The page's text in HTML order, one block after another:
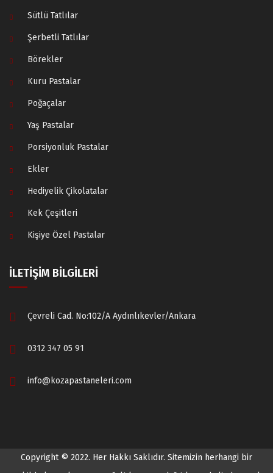
Sütlü Tatlılar
Şerbetli Tatlılar
Börekler
Kuru Pastalar
Poğaçalar
Yaş Pastalar
Porsiyonluk Pastalar
Ekler
Hediyelik Çikolatalar
Kek Çeşitleri
Kişiye Özel Pastalar
İLETİŞİM BİLGİLERİ
Çevreli Cad. No:102/A Aydınlıkevler/Ankara
0312 347 05 91
info@kozapastaneleri.com
Copyright © 2022. Her Hakkı Saklıdır. Sitemizin herhangi bir